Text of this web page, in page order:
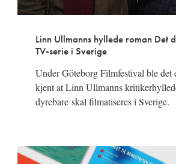
Linn Ullmanns hyllede roman Det
TV-serie i Sverige
Under Göteborg Filmfestival ble det
kjent at Linn Ullmanns
dyrebare skal filmatiseres i Sverige.